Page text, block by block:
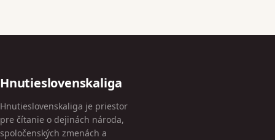
Hnutieslovenskaliga
Hnutieslovenskaliga je priestor
pre čítanie o dejinách národa,
spoločenských zmenách a